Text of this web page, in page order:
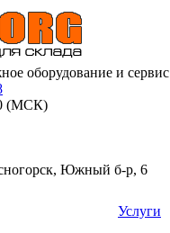
оборудование и сервис
(МСК)
Южный б-р, 6
Услуги